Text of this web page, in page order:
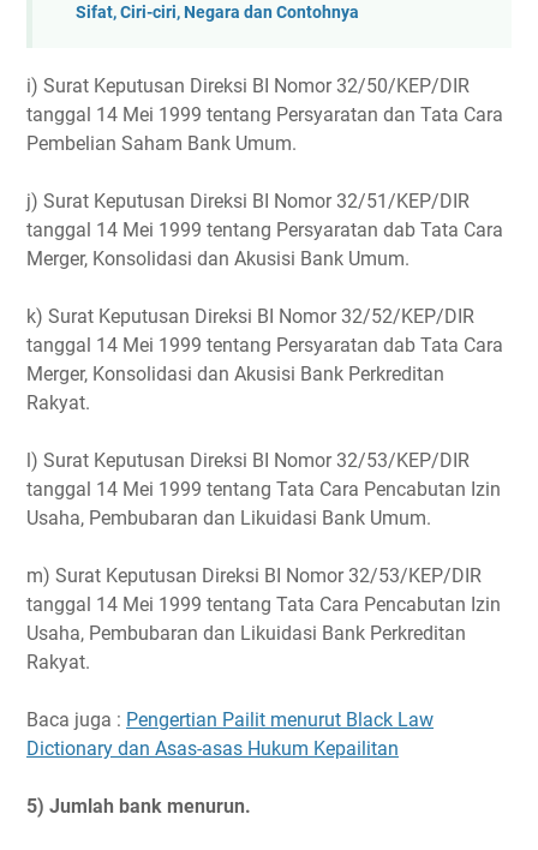
Sifat, Ciri-ciri, Negara dan Contohnya
i) Surat Keputusan Direksi BI Nomor 32/50/KEP/DIR
tanggal 14 Mei 1999 tentang Persyaratan dan Tata Cara
Pembelian Saham Bank Umum.
j) Surat Keputusan Direksi BI Nomor 32/51/KEP/DIR
tanggal 14 Mei 1999 tentang Persyaratan dab Tata Cara
Merger, Konsolidasi dan Akusisi Bank Umum.
k) Surat Keputusan Direksi BI Nomor 32/52/KEP/DIR
tanggal 14 Mei 1999 tentang Persyaratan dab Tata Cara
Merger, Konsolidasi dan Akusisi Bank Perkreditan
Rakyat.
l) Surat Keputusan Direksi BI Nomor 32/53/KEP/DIR
tanggal 14 Mei 1999 tentang Tata Cara Pencabutan Izin
Usaha, Pembubaran dan Likuidasi Bank Umum.
m) Surat Keputusan Direksi BI Nomor 32/53/KEP/DIR
tanggal 14 Mei 1999 tentang Tata Cara Pencabutan Izin
Usaha, Pembubaran dan Likuidasi Bank Perkreditan
Rakyat.
Baca juga : Pengertian Pailit menurut Black Law
Dictionary dan Asas-asas Hukum Kepailitan
5) Jumlah bank menurun.